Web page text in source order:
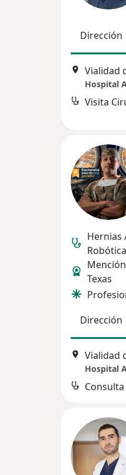
Dirección
Vialidad
Hospital
Visita
Hernias
Robótica
Texas
Dirección
Vialidad
Hospital